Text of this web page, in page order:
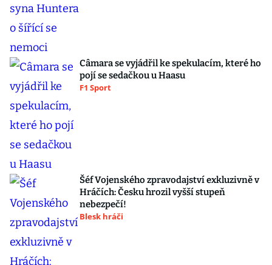
Câmara se vyjádřil ke spekulacím, které ho
pojí se sedačkou u Haasu
F1 Sport
Šéf Vojenského zpravodajství exkluzivně v
Hráčích: Česku hrozil vyšší stupeň
nebezpečí!
Blesk hráči